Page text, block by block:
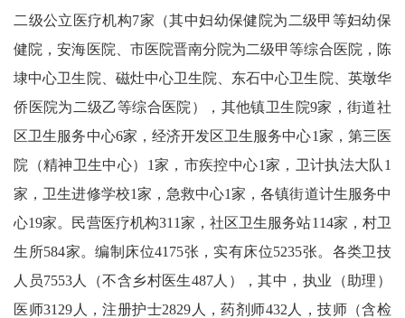
二级公立医疗机构7家（其中妇幼保健院为二级甲等妇幼保
健院，安海医院、市医院晋南分院为二级甲等综合医院，陈
埭中心卫生院、磁灶中心卫生院、东石中心卫生院、英墩华
侨医院为二级乙等综合医院），其他镇卫生院9家，街道社
区卫生服务中心6家，经济开发区卫生服务中心1家，第三医
院（精神卫生中心） 1家，市疾控中心1家，卫计执法大队 1
家，卫生进修学校1家，急救中心1家，各镇街道计生服务中
心19家。民营医疗机构311家，社区卫生服务站114家，村卫
生所584家。编制床位4175张，实有床位5235张。各类卫技
人员7553 人（不含乡村医生487人），其中，执业（助理）
医师3129 人，注册护士2829 人，药剂师432 人，技师（含检